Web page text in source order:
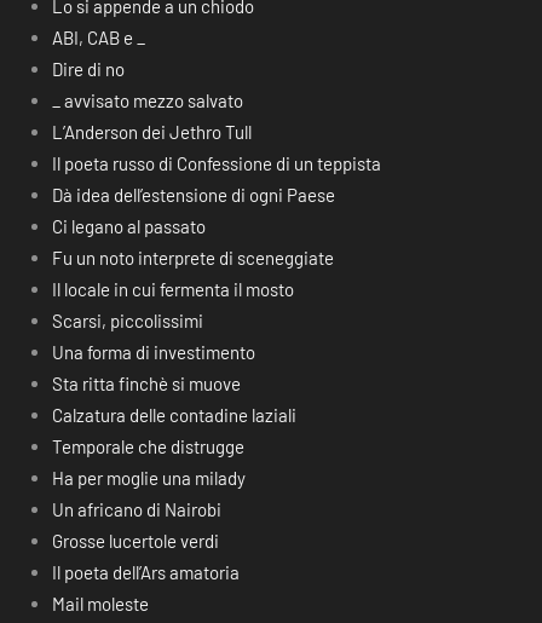
Lo si appende a un chiodo
ABI, CAB e _
Dire di no
_ avvisato mezzo salvato
L’Anderson dei Jethro Tull
Il poeta russo di Confessione di un teppista
Dà idea dell’estensione di ogni Paese
Ci legano al passato
Fu un noto interprete di sceneggiate
Il locale in cui fermenta il mosto
Scarsi, piccolissimi
Una forma di investimento
Sta ritta finchè si muove
Calzatura delle contadine laziali
Temporale che distrugge
Ha per moglie una milady
Un africano di Nairobi
Grosse lucertole verdi
Il poeta dell’Ars amatoria
Mail moleste